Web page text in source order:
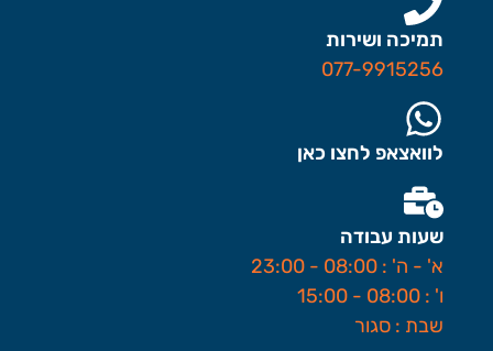
תמיכה ושירות
077-9915256
לוואצאפ לחצו כאן
שעות עבודה
א' - ה' : 08:00 - 23:00
ו' : 08:00 - 15:00
שבת : סגור